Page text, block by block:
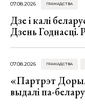
07.08.2026 ГРАМАДСТВА
Дзе і калі
Дзень
07.08.2026 ГРАМАДСТВА
«Партрэт
выдалі па-